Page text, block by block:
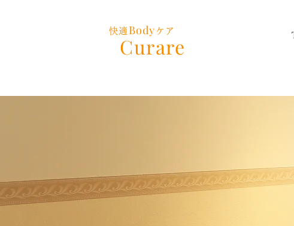
快適 Body ケア
Curare